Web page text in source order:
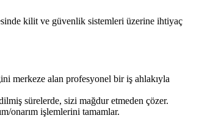
kilit ve güvenlik sistemleri üzerine ihtiyaç
merkeze alan profesyonel bir iş ahlakıyla
sürelerde, sizi mağdur etmeden çözer.
onarım işlemlerini tamamlar.